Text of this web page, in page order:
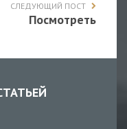
СЛЕДУЮЩИЙ ПОСТ
Посмотреть